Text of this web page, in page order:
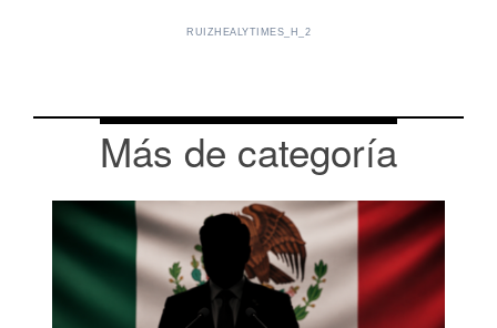
RUIZHEALYTIMES_H_2
Más de categoría